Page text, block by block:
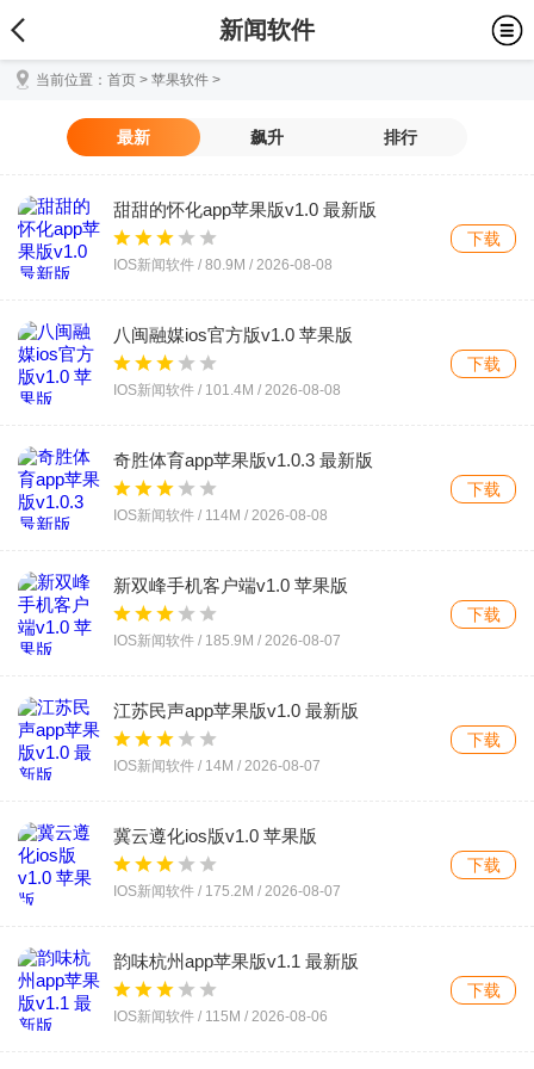
新闻软件
当前位置： 首页 > 苹果软件 >
最新 飙升 排行
甜甜的怀化app苹果版v1.0 最新版
IOS新闻软件 / 80.9M / 2026-08-08
下载
八闽融媒ios官方版v1.0 苹果版
IOS新闻软件 / 101.4M / 2026-08-08
下载
奇胜体育app苹果版v1.0.3 最新版
IOS新闻软件 / 114M / 2026-08-08
下载
新双峰手机客户端v1.0 苹果版
IOS新闻软件 / 185.9M / 2026-08-07
下载
江苏民声app苹果版v1.0 最新版
IOS新闻软件 / 14M / 2026-08-07
下载
冀云遵化ios版v1.0 苹果版
IOS新闻软件 / 175.2M / 2026-08-07
下载
韵味杭州app苹果版v1.1 最新版
IOS新闻软件 / 115M / 2026-08-06
下载